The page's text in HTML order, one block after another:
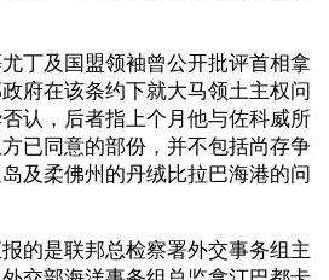
及国盟领袖曾公开批评首相拿
府在该条约下就大马领土主权问
认，后者指上个月他与佐科威所
已同意的部份，并不包括尚存争
及柔佛州的丹绒比拉巴海港的问
是联邦总检察署外交事务组主